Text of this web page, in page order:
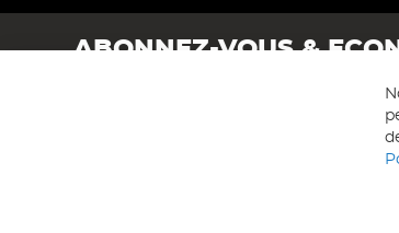
ABONNEZ-VOUS &